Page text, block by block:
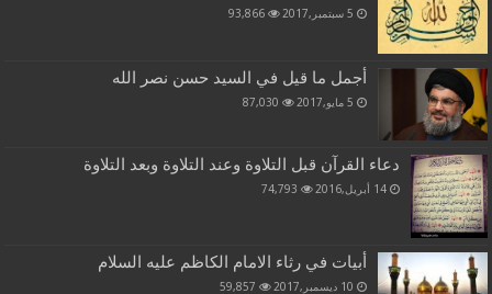
5 سبتمبر,2017 93,866
أجمل ما قيل في السيد حسن نصر الله
5 مايو,2017 87,030
دعاء القرآن قبل التلاوة وعند التلاوة وبعد التلاوة
14 أبريل,2016 74,793
أبيات في رثاء الامام الكاظم عليه السلام
10 ديسمبر,2017 59,857